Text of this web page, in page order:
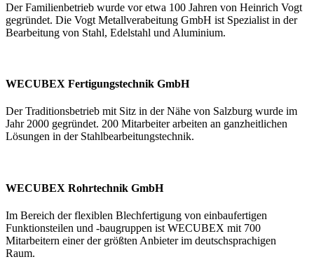
Der Familienbetrieb wurde vor etwa 100 Jahren von Heinrich Vogt
gegründet. Die Vogt Metallverabeitung GmbH ist Spezialist in der
Bearbeitung von Stahl, Edelstahl und Aluminium.
WECUBEX Fertigungstechnik GmbH
Der Traditionsbetrieb mit Sitz in der Nähe von Salzburg wurde im
Jahr 2000 gegründet. 200 Mitarbeiter arbeiten an ganzheitlichen
Lösungen in der Stahlbearbeitungstechnik.
WECUBEX Rohrtechnik GmbH
Im Bereich der flexiblen Blechfertigung von einbaufertigen
Funktionsteilen und -baugruppen ist WECUBEX mit 700
Mitarbeitern einer der größten Anbieter im deutschsprachigen
Raum.